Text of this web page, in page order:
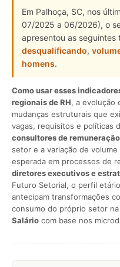
Em Palhoça, SC, nos
07/2025 a 06/2026), o
apresentou as seguintes
desqualificando,
homens.
Como usar esses
regionais de RH, a evolução
mudanças estruturais que
vagas, requisitos e políticas
consultores de
setor e a variação de
esperada em processos de
diretores executivos e
Futuro Setorial, o perfil
antecipam transformações
consumo do próprio setor
Salário com base nos